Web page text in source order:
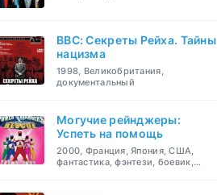
BBC: Секреты Рейха. Тайны
нацизма
1998, Великобритания,
документальный
Могучие рейнджеры:
Успеть на помощь
2000, Франция, Япония, США,
фантастика, фэнтези, боевик,